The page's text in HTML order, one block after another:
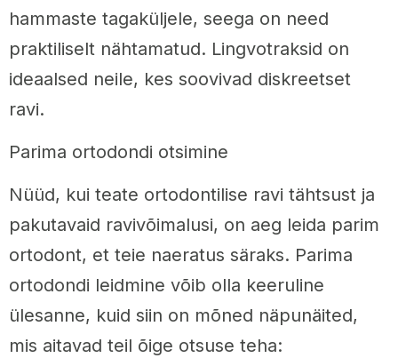
hammaste tagaküljele, seega on need
praktiliselt nähtamatud. Lingvotraksid on
ideaalsed neile, kes soovivad diskreetset
ravi.
Parima ortodondi otsimine
Nüüd, kui teate ortodontilise ravi tähtsust ja
pakutavaid ravivõimalusi, on aeg leida parim
ortodont, et teie naeratus säraks. Parima
ortodondi leidmine võib olla keeruline
ülesanne, kuid siin on mõned näpunäited,
mis aitavad teil õige otsuse teha: